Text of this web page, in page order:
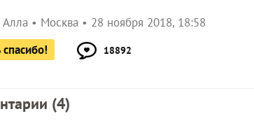
Москва
28 ноября 2018, 18:58
спасибо!
18892
(4)